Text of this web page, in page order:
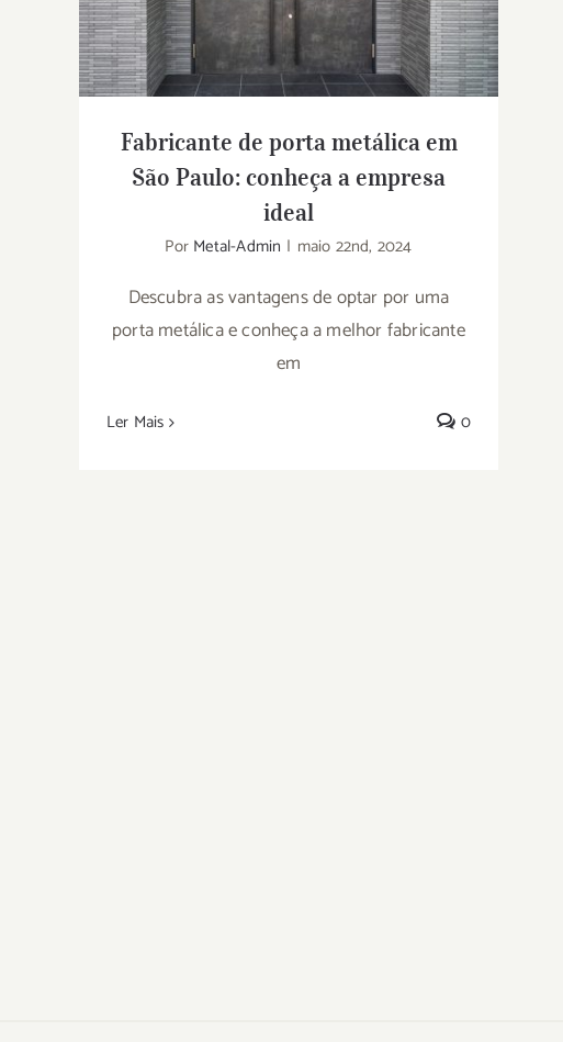
Fabricante de porta metálica em
São Paulo: conheça a empresa
ideal
Por Metal-Admin | maio 22nd, 2024
Descubra as vantagens de optar por uma
porta metálica e conheça a melhor fabricante
em
Ler Mais 0